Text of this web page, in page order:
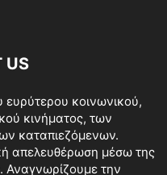
US
ευρύτερου κοινωνικού,
κινήματος, των
καταπιεζόμενων.
απελευθέρωση μέσω της
Αναγνωρίζουμε την